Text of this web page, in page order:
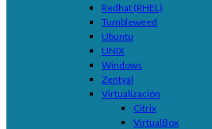
Redhat (RHEL)
Tumbleweed
Ubuntu
UNIX
Windows
Zentyal
Virtualización
Citrix
VirtualBox